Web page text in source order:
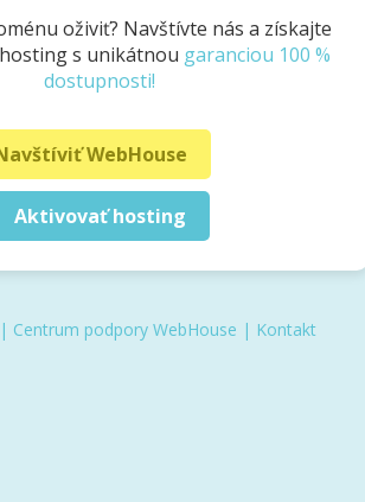
oživiť? Navštívte nás a získajte
s unikátnou garanciou 100 %
dostupnosti!
WebHouse
Aktivovať hosting
| Centrum podpory WebHouse | Kontakt